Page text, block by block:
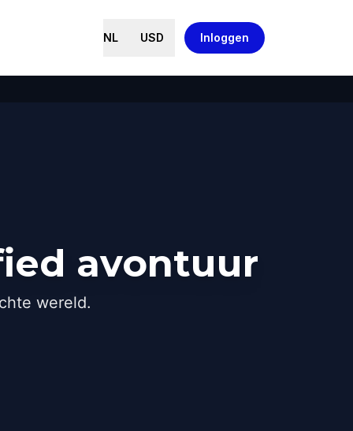
NL USD Inloggen
avontuur
wereld.